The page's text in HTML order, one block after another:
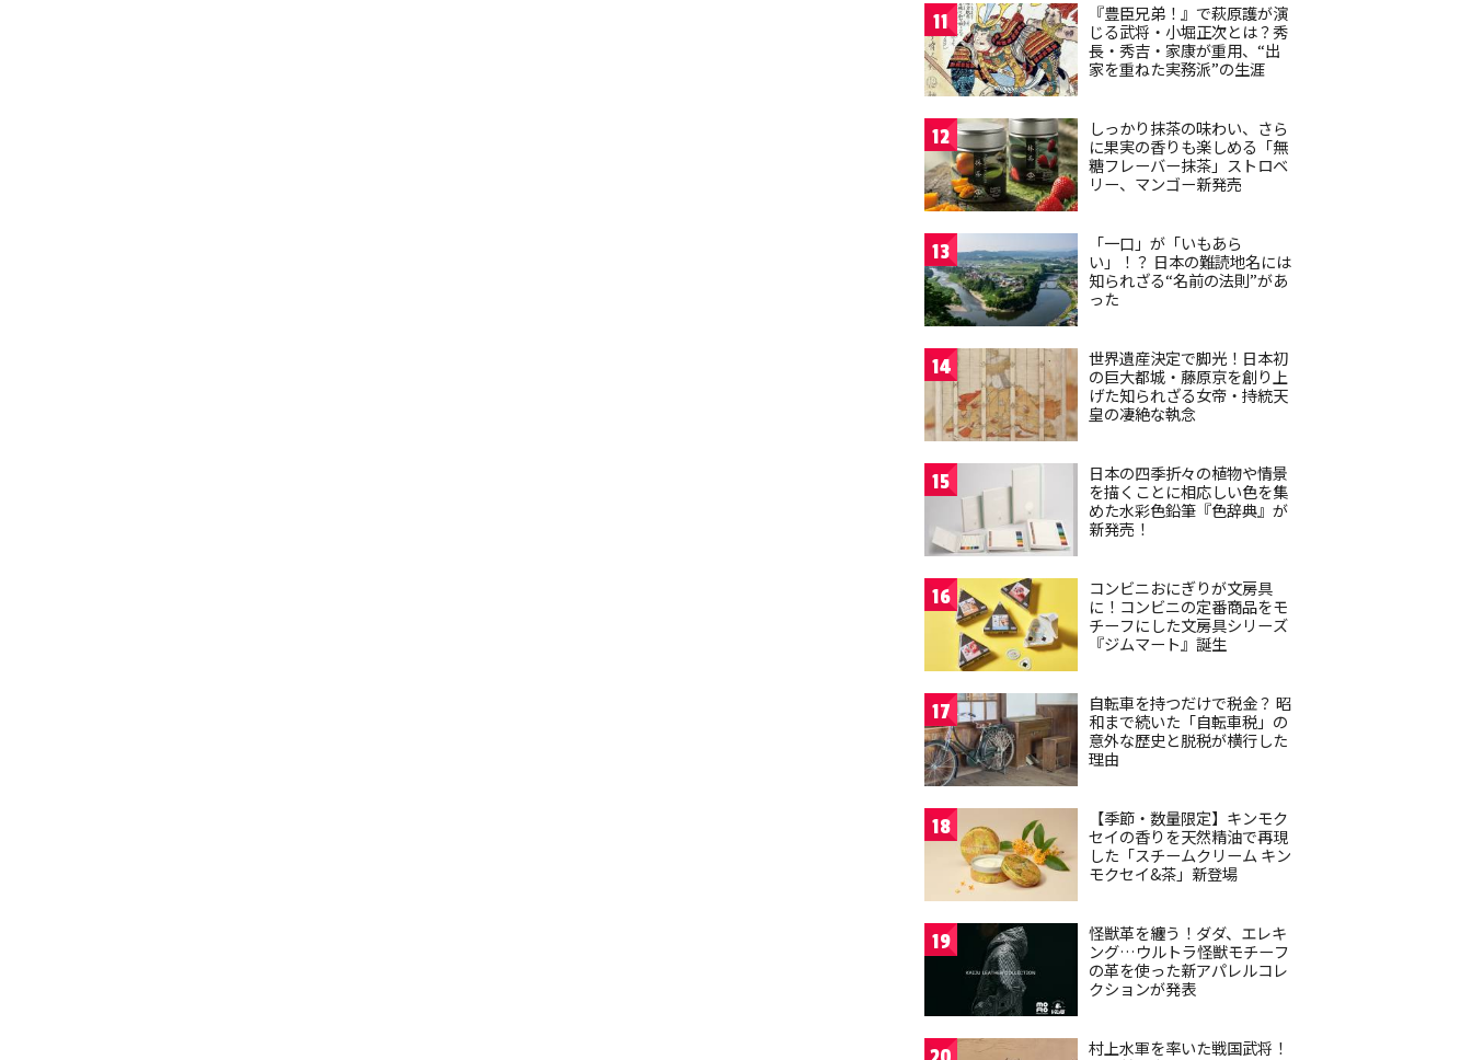
11
『豊臣兄弟！』で萩原護が演
じる武将・小堀正次とは？秀
長・秀吉・家康が重用、“出
家を重ねた実務派”の生涯
12
しっかり抹茶の味わい、さら
に果実の香りも楽しめる「無
糖フレーバー抹茶」ストロベ
リー、マンゴー新発売
13
「一口」が「いもあら
い」！？ 日本の難読地名には
知られざる“名前の法則”があ
った
14
世界遺産決定で脚光！日本初
の巨大都城・藤原京を創り上
げた知られざる女帝・持統天
皇の凄絶な執念
15
日本の四季折々の植物や情景
を描くことに相応しい色を集
めた水彩色鉛筆『色辞典』が
新発売！
16
コンビニおにぎりが文房具
に！コンビニの定番商品をモ
チーフにした文房具シリーズ
『ジムマート』誕生
17
自転車を持つだけで税金？ 昭
和まで続いた「自転車税」の
意外な歴史と脱税が横行した
理由
18
【季節・数量限定】キンモク
セイの香りを天然精油で再現
した「スチームクリーム キン
モクセイ&茶」新登場
19
怪獣革を纏う！ダダ、エレキ
ング…ウルトラ怪獣モチーフ
の革を使った新アパレルコレ
クションが発表
村上水軍を率いた戦国武将！